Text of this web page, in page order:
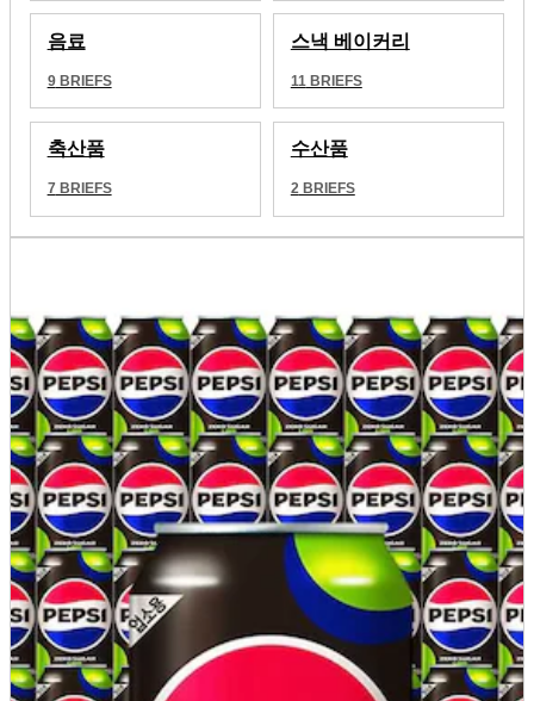
음료
9BRIEFS
스낵 베이커리
11 BRIEFS
축산품
7 BRIEFS
수산품
2 BRIEFS